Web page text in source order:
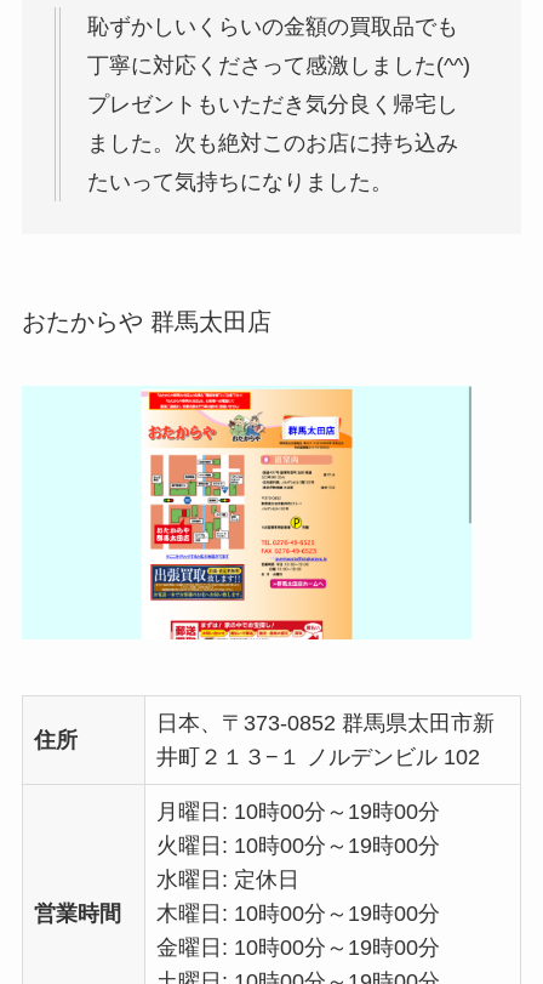
恥ずかしいくらいの金額の買取品でも
丁寧に対応くださって感激しました(^^)
プレゼントもいただき気分良く帰宅し
ました。次も絶対このお店に持ち込み
たいって気持ちになりました。
おたからや 群馬太田店
住所
日本、〒373-0852 群馬県太田市新
井町２１３−１ ノルデンビル 102
営業時間
月曜日: 10時00分～19時00分
火曜日: 10時00分～19時00分
水曜日: 定休日
木曜日: 10時00分～19時00分
金曜日: 10時00分～19時00分